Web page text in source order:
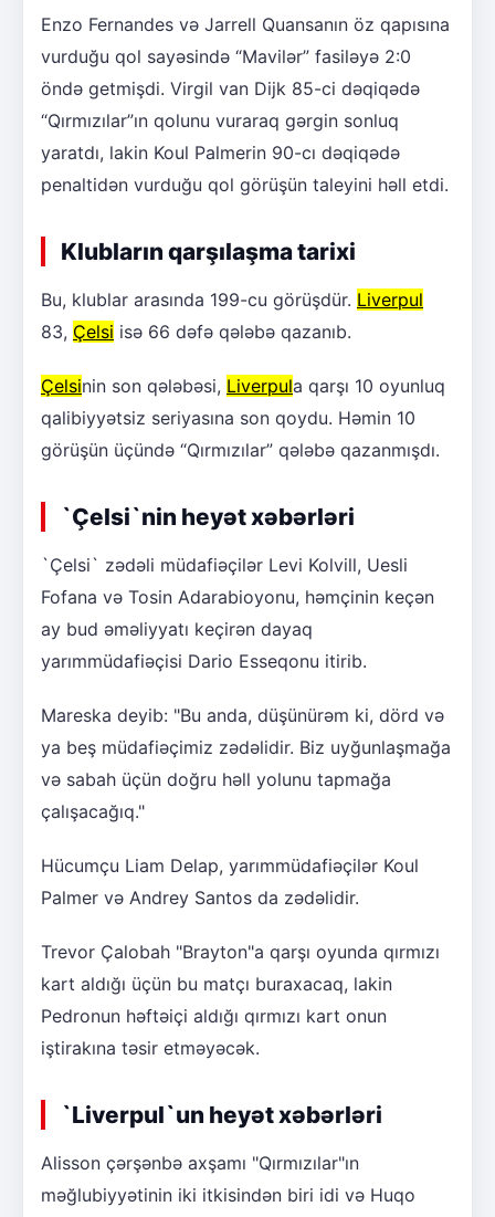
Enzo Fernandes və Jarrell Quansanın öz qapısına
vurduğu qol sayəsində “Mavilər” fasiləyə 2:0
öndə getmişdi. Virgil van Dijk 85-ci dəqiqədə
“Qırmızılar”ın qolunu vuraraq gərgin sonluq
yaratdı, lakin Koul Palmerin 90-cı dəqiqədə
penaltidən vurduğu qol görüşün taleyini həll etdi.
Klubların qarşılaşma tarixi
Bu, klublar arasında 199-cu görüşdür. Liverpul
83, Çelsi isə 66 dəfə qələbə qazanıb.
Çelsinin son qələbəsi, Liverpula qarşı 10 oyunluq
qalibiyyətsiz seriyasına son qoydu. Həmin 10
görüşün üçündə “Qırmızılar” qələbə qazanmışdı.
`Çelsi`nin heyət xəbərləri
`Çelsi` zədəli müdafiəçilər Levi Kolvill, Uesli
Fofana və Tosin Adarabioyonu, həmçinin keçən
ay bud əməliyyatı keçirən dayaq
yarımmüdafiəçisi Dario Esseqonu itirib.
Mareska deyib: "Bu anda, düşünürəm ki, dörd və
ya beş müdafiəçimiz zədəlidir. Biz uyğunlaşmağa
və sabah üçün doğru həll yolunu tapmağa
çalışacağıq."
Hücumçu Liam Delap, yarımmüdafiəçilər Koul
Palmer və Andrey Santos da zədəlidir.
Trevor Çalobah "Brayton"a qarşı oyunda qırmızı
kart aldığı üçün bu matçı buraxacaq, lakin
Pedronun həftəiçi aldığı qırmızı kart onun
iştirakına təsir etməyəcək.
`Liverpul`un heyət xəbərləri
Alisson çərşənbə axşamı "Qırmızılar"ın
məğlubiyyətinin iki itkisindən biri idi və Huqo